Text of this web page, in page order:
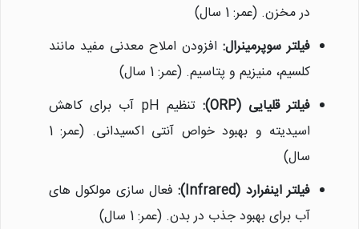
در مخزن. (عمر: 1 سال)
فیلتر سوپرمینرال: افزودن املاح معدنی مفید مانند
کلسیم، منیزیم و پتاسیم. (عمر: 1 سال)
فیلتر قلیایی (ORP):
تنظیم pH آب برای کاهش
اسیدیته و بهبود خواص آنتی اکسیدانی. (عمر: 1
سال)
فیلتر اینفرارد (Infrared):
فعال سازی مولکول های
آب برای بهبود جذب در بدن. (عمر: 1 سال)